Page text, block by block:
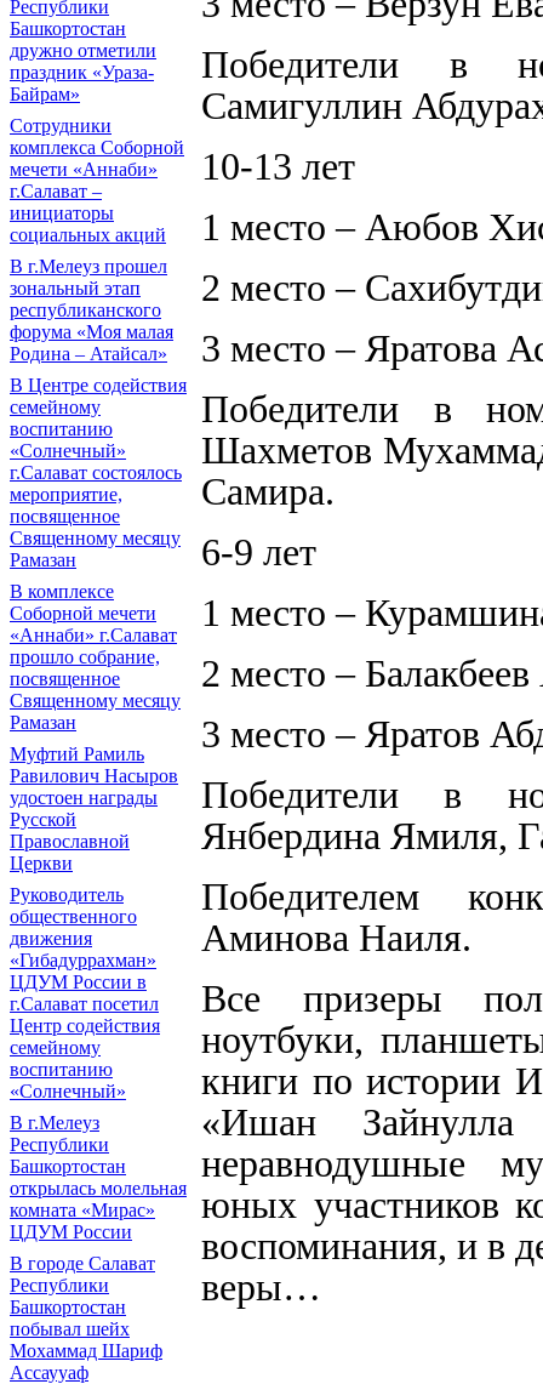
Республики
Башкортостан
дружно отметили
праздник «Ураза-
Байрам»
Сотрудники
комплекса Соборной
мечети «Аннаби»
г.Салават –
инициаторы
социальных акций
В г.Мелеуз прошел
зональный этап
республиканского
форума «Моя малая
Родина – Атайсал»
В Центре содействия
семейному
воспитанию
«Солнечный»
г.Салават состоялось
мероприятие,
посвященное
Священному месяцу
Рамазан
В комплексе
Соборной мечети
«Аннаби» г.Салават
прошло собрание,
посвященное
Священному месяцу
Рамазан
Муфтий Рамиль
Равилович Насыров
удостоен награды
Русской
Православной
Церкви
Руководитель
общественного
движения
«Гибадуррахман»
ЦДУМ России в
г.Салават посетил
Центр содействия
семейному
воспитанию
«Солнечный»
В г.Мелеуз
Республики
Башкортостан
открылась молельная
комната «Мирас»
ЦДУМ России
В городе Салават
Республики
Башкортостан
побывал шейх
Мохаммад Шариф
Ассаууаф
Победители в
Самигуллин
10-13 лет
1 место – Аюбов
2 место –
3 место – Яратова
Победители в
Шахметов
Самира.
6-9 лет
1 место –
2 место –
3 место – Яратов
Победители в
Янбердина Ямиля,
Победителем
Аминова Наиля.
Все призеры
ноутбуки,
книги по истории
«Ишан
неравнодушные
юных участников
воспоминания, и в
веры…